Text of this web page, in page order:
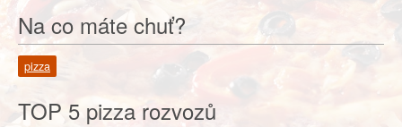
Na co máte chuť?
pizza
TOP 5 pizza rozvozů